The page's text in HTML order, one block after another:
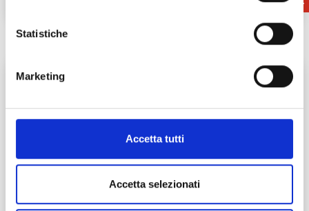
Statistiche
Marketing
Accetta tutti
Accetta selezionati